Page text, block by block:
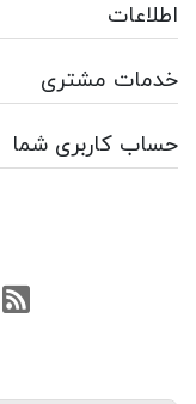
اطلاعات
خدمات مشتری
حساب کاربری شما
RSS